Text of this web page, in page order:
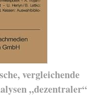
vergleichende
„dezentraler“